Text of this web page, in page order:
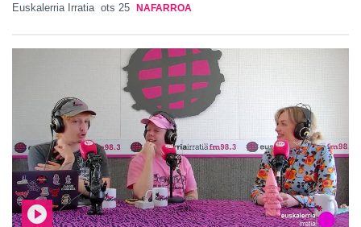
Euskalerria Irratia ots 25 NAFARROA